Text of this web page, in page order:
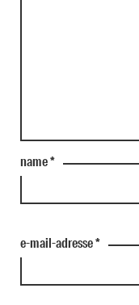
name*
e-mail-adresse*